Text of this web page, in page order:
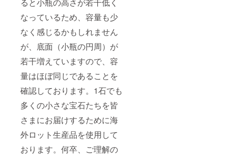
なっているため、容量も少
なく感じるかもしれません
が、底面（小瓶の円周）が
若干増えていますので、容
量はほぼ同じであることを
確認しております。1石でも
多くの小さな宝石たちを皆
さまにお届けするために海
外ロット生産品を使用して
おります。何卒、ご理解の